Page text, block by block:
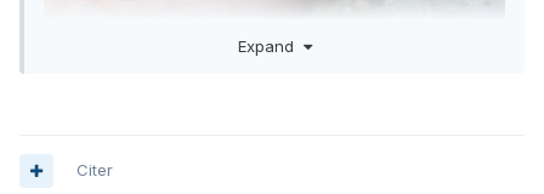
Expand
Citer